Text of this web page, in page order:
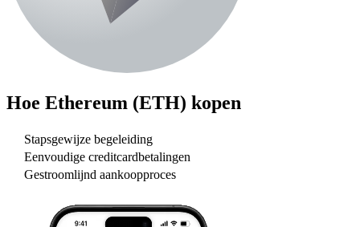
Hoe Ethereum (ETH) kopen
Stapsgewijze begeleiding
Eenvoudige creditcardbetalingen
Gestroomlijnd aankoopproces